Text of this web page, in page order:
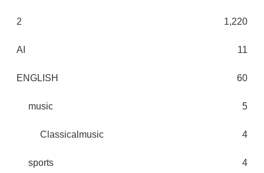
2 1,220
AI 11
ENGLISH 60
music 5
Classicalmusic 4
sports 4